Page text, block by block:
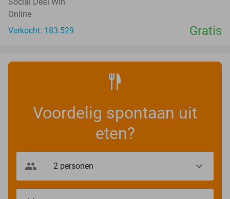
Social Deal Win
Online
Verkocht: 183.529
Gratis
Voordelig spontaan uit
eten?